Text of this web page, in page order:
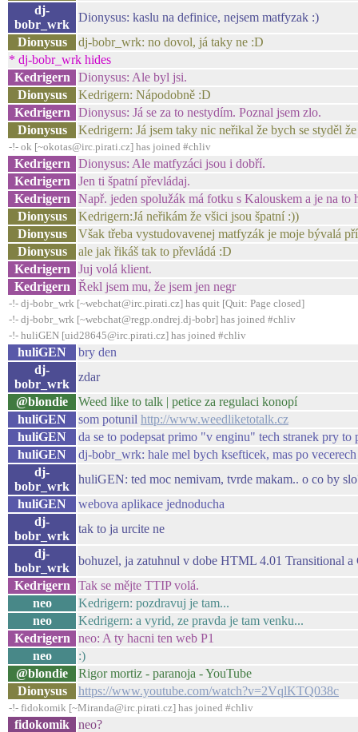
dj-
bobr_wrk
Dionysus: kaslu na definice, nejsem matfyzak :)
Dionysus
dj-bobr_wrk: no dovol, já taky ne :D
* dj-bobr_wrk hides
Kedrigern
Dionysus: Ale byl jsi.
Dionysus
Kedrigern: Nápodobně :D
Kedrigern
Dionysus: Já se za to nestydím. Poznal jsem zlo.
Dionysus
Kedrigern: Já jsem taky nic neřikal že bych se styděl
-!- ok [~okotas@irc.pirati.cz] has joined #chliv
Kedrigern
Dionysus: Ale matfyzáci jsou i dobří.
Kedrigern
Jen ti špatní převládaj.
Kedrigern
Např. jeden spolužák má fotku s Kalouskem a je na to
Dionysus
Kedrigern:Já neřikám že všici jsou špatní :))
Dionysus
Však třeba vystudovavenej matfyzák je moje bývalá
Dionysus
ale jak řikáš tak to převládá :D
Kedrigern
Juj volá klient.
Kedrigern
Řekl jsem mu, že jsem jen negr
-!- dj-bobr_wrk [~webchat@irc.pirati.cz] has quit [Quit: Page closed]
-!- dj-bobr_wrk [~webchat@regp.ondrej.dj-bobr] has joined #chliv
-!- huliGEN [uid28645@irc.pirati.cz] has joined #chliv
huliGEN
bry den
dj-
bobr_wrk
zdar
@blondie
Weed like to talk | petice za regulaci konopí
huliGEN
som potunil http://www.weedliketotalk.cz
huliGEN
da se to podepsat primo "v enginu" tech stranek pry to
huliGEN
dj-bobr_wrk: hale mel bych ksefticek, mas po vecerech
dj-
bobr_wrk
huliGEN: ted moc nemivam, tvrde makam.. o co by
huliGEN
webova aplikace jednoducha
dj-
bobr_wrk
tak to ja urcite ne
dj-
bobr_wrk
bohuzel, ja zatuhnul v dobe HTML 4.01 Transitional a
Kedrigern
Tak se mějte TTIP volá.
neo
Kedrigern: pozdravuj je tam...
neo
Kedrigern: a vyrid, ze pravda je tam venku...
Kedrigern
neo: A ty hacni ten web P1
neo
:)
@blondie
Rigor mortiz - paranoja - YouTube
Dionysus
https://www.youtube.com/watch?v=2VqlKTQ038c
-!- fidokomik [~Miranda@irc.pirati.cz] has joined #chliv
fidokomik
neo?